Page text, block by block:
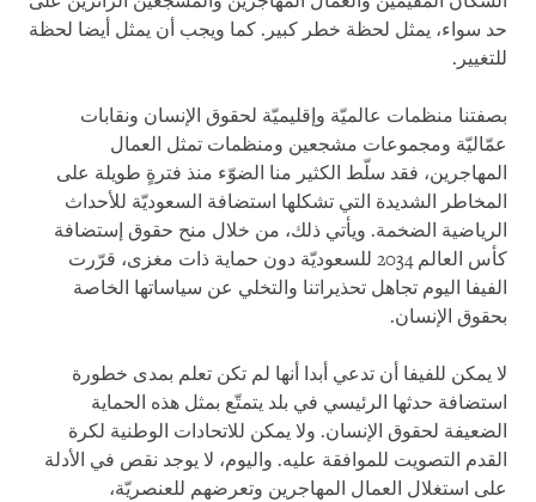
حد سواء، يمثل لحظة خطر كبير. كما ويجب أن يمثل أيضا لحظة
للتغيير.
بصفتنا منظمات عالميّة وإقليميّة لحقوق الإنسان ونقابات
عمّاليّة ومجموعات مشجعين ومنظمات تمثل العمال
المهاجرين، فقد سلّط الكثير منا الضوّء منذ فترةٍ طويلة على
المخاطر الشديدة التي تشكلها استضافة السعوديّة للأحداث
الرياضية الضخمة. ويأتي ذلك، من خلال منح حقوق إستضافة
كأس العالم 2034 للسعوديّة دون حماية ذات مغزى، قرّرت
الفيفا اليوم تجاهل تحذيراتنا والتخلي عن سياساتها الخاصة
بحقوق الإنسان.
لا يمكن للفيفا أن تدعي أبدا أنها لم تكن تعلم بمدى خطورة
استضافة حدثها الرئيسي في بلد يتمتّع بمثل هذه الحماية
الضعيفة لحقوق الإنسان. ولا يمكن للاتحادات الوطنية لكرة
القدم التصويت للموافقة عليه. واليوم، لا يوجد نقص في الأدلة
على استغلال العمال المهاجرين وتعرضهم للعنصريّة،